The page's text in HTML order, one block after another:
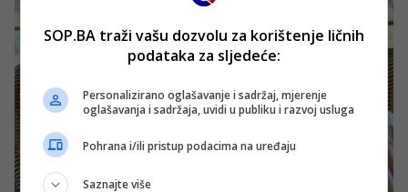
SOP.BA traži vašu dozvolu za korištenje ličnih
podataka za sljedeće:
Personalizirano oglašavanje i sadržaj, mjerenje
oglašavanja i sadržaja, uvidi u publiku i razvoj usluga
Pohrana i/ili pristup podacima na uređaju
Saznajte više